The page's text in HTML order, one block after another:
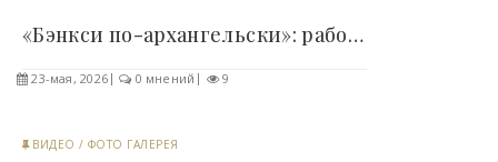
«Бэнкси по-архангельски»: работы Артема Хазанова..
23-мая, 2026 0 мнений 9
ВИДЕО / ФОТО ГАЛЕРЕЯ